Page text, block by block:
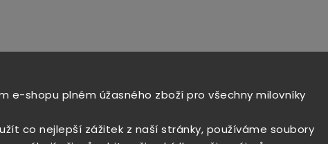
e-shopu plném úžasného zboží pro všechny milovníky
co nejlepší zážitek z naší stránky, používáme soubory